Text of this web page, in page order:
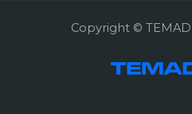
Copyright © TEMAD